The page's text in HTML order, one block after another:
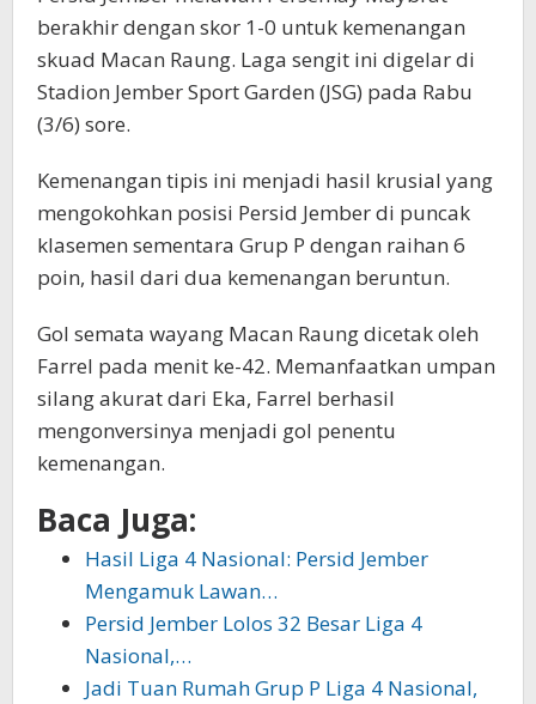
berakhir dengan skor 1-0 untuk kemenangan
skuad Macan Raung. Laga sengit ini digelar di
Stadion Jember Sport Garden (JSG) pada Rabu
(3/6) sore.
Kemenangan tipis ini menjadi hasil krusial yang
mengokohkan posisi Persid Jember di puncak
klasemen sementara Grup P dengan raihan 6
poin, hasil dari dua kemenangan beruntun.
Gol semata wayang Macan Raung dicetak oleh
Farrel pada menit ke-42. Memanfaatkan umpan
silang akurat dari Eka, Farrel berhasil
mengonversinya menjadi gol penentu
kemenangan.
Baca Juga:
Hasil Liga 4 Nasional: Persid Jember
Mengamuk Lawan…
Persid Jember Lolos 32 Besar Liga 4
Nasional,…
Jadi Tuan Rumah Grup P Liga 4 Nasional,